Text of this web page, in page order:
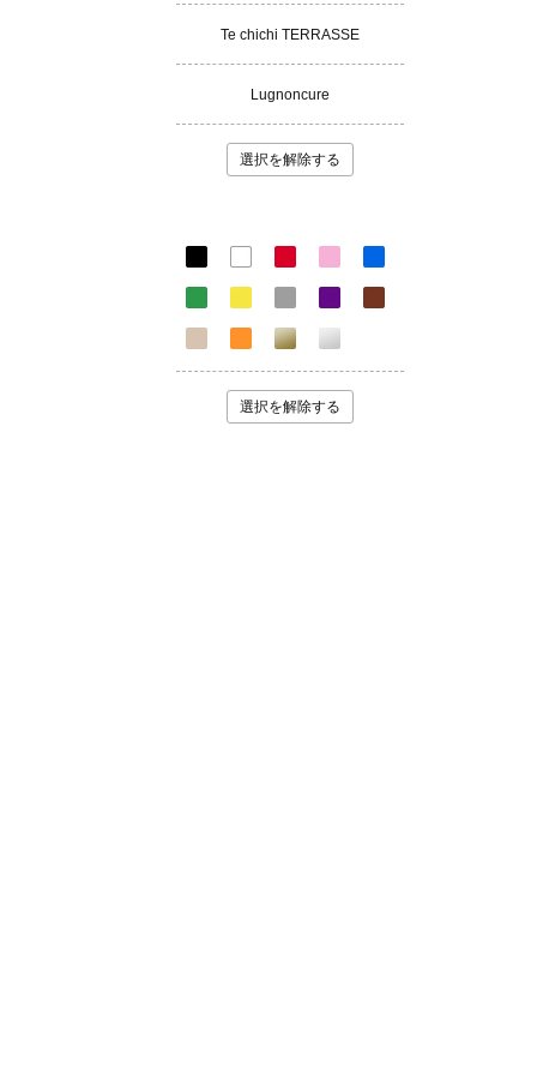
Te chichi TERRASSE
Lugnoncure
選択を解除する
選択を解除する